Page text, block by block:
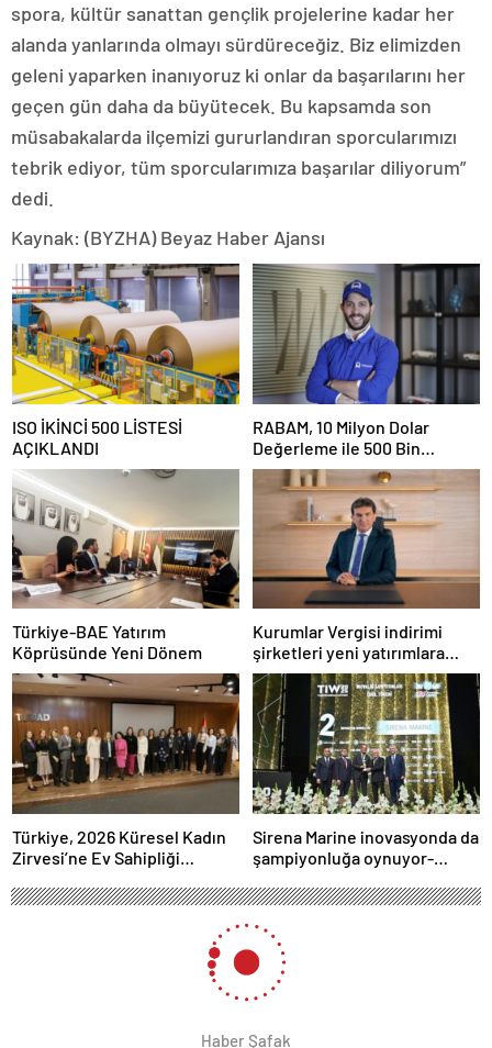
spora, kültür sanattan gençlik projelerine kadar her
alanda yanlarında olmayı sürdüreceğiz. Biz elimizden
geleni yaparken inanıyoruz ki onlar da başarılarını her
geçen gün daha da büyütecek. Bu kapsamda son
müsabakalarda ilçemizi gururlandıran sporcularımızı
tebrik ediyor, tüm sporcularımıza başarılar diliyorum”
dedi.
Kaynak: (BYZHA) Beyaz Haber Ajansı
ISO İKİNCİ 500 LİSTESİ
AÇIKLANDI
RABAM, 10 Milyon Dolar
Değerleme ile 500 Bin
Dolarlık Yatırım Aldı
Türkiye-BAE Yatırım
Köprüsünde Yeni Dönem
Kurumlar Vergisi indirimi
şirketleri yeni yatırımlara
yönlendirecek
Türkiye, 2026 Küresel Kadın
Zirvesi’ne Ev Sahipliği
Sirena Marine inovasyonda da
şampiyonluğa oynuyor-
Haber Şafak